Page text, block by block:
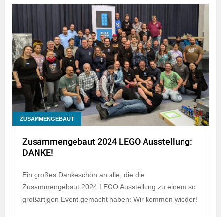
ZUSAMMENGEBAUT
Zusammengebaut 2024 LEGO Ausstellung:
DANKE!
Ein großes Dankeschön an alle, die die
Zusammengebaut 2024 LEGO Ausstellung zu einem so
großartigen Event gemacht haben: Wir kommen wieder!